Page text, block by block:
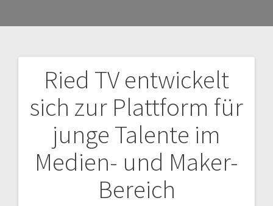
Ried TV entwickelt
sich zur Plattform für
junge Talente im
Medien- und Maker-
Bereich
Beitragsnavigation